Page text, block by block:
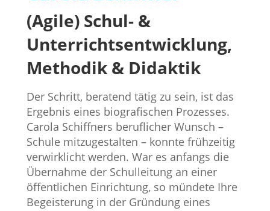
(Agile) Schul- &
Unterrichtsentwicklung,
Methodik & Didaktik
Der Schritt, beratend tätig zu sein, ist das
Ergebnis eines biografischen Prozesses.
Carola Schiffners beruflicher Wunsch –
Schule mitzugestalten – konnte frühzeitig
verwirklicht werden. War es anfangs die
Übernahme der Schulleitung an einer
öffentlichen Einrichtung, so mündete Ihre
Begeisterung in der Gründung eines